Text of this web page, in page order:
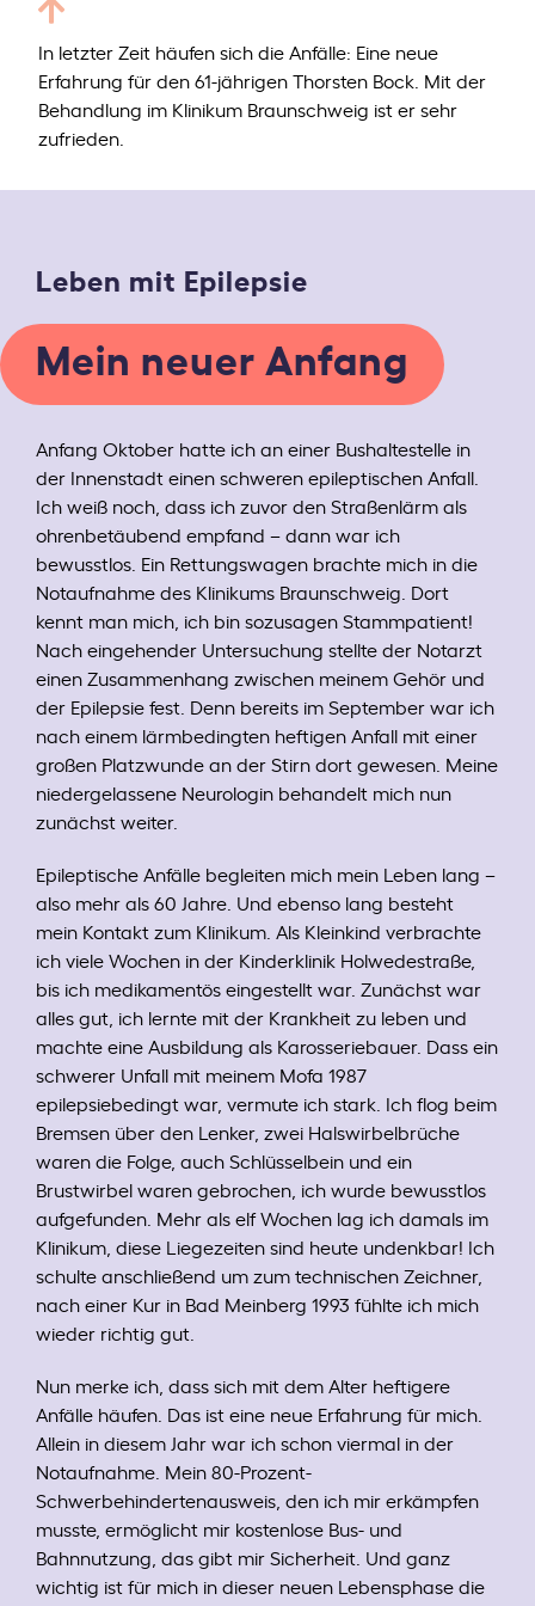
Leben mit Epilepsie
Mein neuer Anfang
Anfang Oktober hatte ich an einer Bushaltestelle in
der Innenstadt einen schweren epileptischen Anfall.
Ich weiß noch, dass ich zuvor den Straßenlärm als
ohrenbetäubend empfand – dann war ich
bewusstlos. Ein Rettungswagen brachte mich in die
Notaufnahme des Klinikums Braunschweig. Dort
kennt man mich, ich bin sozusagen Stammpatient!
Nach eingehender Untersuchung stellte der Notarzt
einen Zusammenhang zwischen meinem Gehör und
der Epilepsie fest. Denn bereits im September war ich
nach einem lärmbedingten heftigen Anfall mit einer
großen Platzwunde an der Stirn dort gewesen. Meine
niedergelassene Neurologin behandelt mich nun
zunächst weiter.
Epileptische Anfälle begleiten mich mein Leben lang –
also mehr als 60 Jahre. Und ebenso lang besteht
mein Kontakt zum Klinikum. Als Kleinkind verbrachte
ich viele Wochen in der Kinderklinik Holwedestraße,
bis ich medikamentös eingestellt war. Zunächst war
alles gut, ich lernte mit der Krankheit zu leben und
machte eine Ausbildung als Karosseriebauer. Dass ein
schwerer Unfall mit meinem Mofa 1987
epilepsiebedingt war, vermute ich stark. Ich flog beim
Bremsen über den Lenker, zwei Halswirbelbrüche
waren die Folge, auch Schlüsselbein und ein
Brustwirbel waren gebrochen, ich wurde bewusstlos
aufgefunden. Mehr als elf Wochen lag ich damals im
Klinikum, diese Liegezeiten sind heute undenkbar! Ich
schulte anschließend um zum technischen Zeichner,
nach einer Kur in Bad Meinberg 1993 fühlte ich mich
wieder richtig gut.
Nun merke ich, dass sich mit dem Alter heftigere
Anfälle häufen. Das ist eine neue Erfahrung für mich.
Allein in diesem Jahr war ich schon viermal in der
Notaufnahme. Mein 80-Prozent-
Schwerbehindertenausweis, den ich mir erkämpfen
musste, ermöglicht mir kostenlose Bus- und
Bahnnutzung, das gibt mir Sicherheit. Und ganz
wichtig ist für mich in dieser neuen Lebensphase die
In letzter Zeit häufen sich die Anfälle: Eine neue
Erfahrung für den 61-jährigen Thorsten Bock. Mit der
Behandlung im Klinikum Braunschweig ist er sehr
zufrieden.